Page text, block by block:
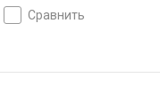
LPDDR5, мощный процессор,
Apple A19 Pro (Apple GPU),
стабилизация, замедленная
сравнить